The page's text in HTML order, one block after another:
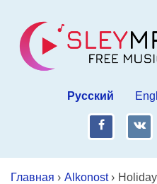
Русский
fb vk
Главная › Alkonost›